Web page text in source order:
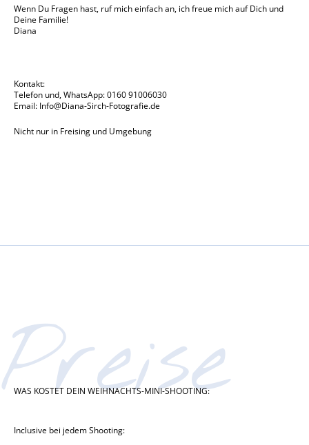
Wenn Du Fragen hast, ruf mich einfach an, ich freue mich auf Dich und
Deine Familie!
Diana
Kontakt:
Telefon und, WhatsApp: 0160 91006030
Email: Info@Diana-Sirch-Fotografie.de
Nicht nur in Freising und Umgebung
Preise
WAS KOSTET DEIN WEIHNACHTS-MINI-SHOOTING:
Inclusive bei jedem Shooting: